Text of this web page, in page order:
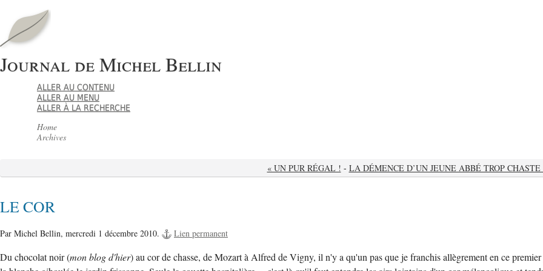
Journal de Michel Bellin
ALLER AU CONTENU
ALLER AU MENU
ALLER À LA RECHERCHE
Home
Archives
« UN PUR RÉGAL ! - LA DÉMENCE D’UN JEUNE ABBÉ TROP CHASTE
LE COR
Par Michel Bellin, mercredi 1 décembre 2010. Lien permanent
Du chocolat noir (mon blog d'hier) au cor de chasse, de Mozart à Alfred de Vigny, il n'y a qu'un pas que je franchis allègrement en ce